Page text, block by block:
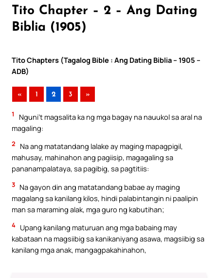
Tito Chapter – 2 – Ang Dating
Biblia (1905)
Tito Chapters (Tagalog Bible : Ang Dating Biblia – 1905 –
ADB)
« 1 2 3 »
1
Nguni’t magsalita ka ng mga bagay na nauukol sa aral na
magaling:
2
Na ang matatandang lalake ay maging mapagpigil,
mahusay, mahinahon ang pagiisip, magagaling sa
pananampalataya, sa pagibig, sa pagtitiis:
3 Na gayon din ang matatandang babae ay maging
magalang sa kanilang kilos, hindi palabintangin ni paalipin
man sa maraming alak, mga guro ng kabutihan;
4 Upang kanilang maturuan ang mga babaing may
kabataan na magsiibig sa kanikaniyang asawa, magsiibig sa
kanilang mga anak, mangagpakahinahon,